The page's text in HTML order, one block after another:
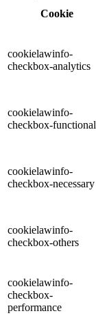
Cookie
cookielawinfo-
checkbox-analytics
cookielawinfo-
checkbox-functional
cookielawinfo-
checkbox-necessary
cookielawinfo-
checkbox-others
cookielawinfo-
checkbox-
performance